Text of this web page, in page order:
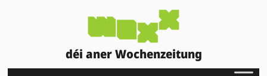
déi aner Wochenzeitung